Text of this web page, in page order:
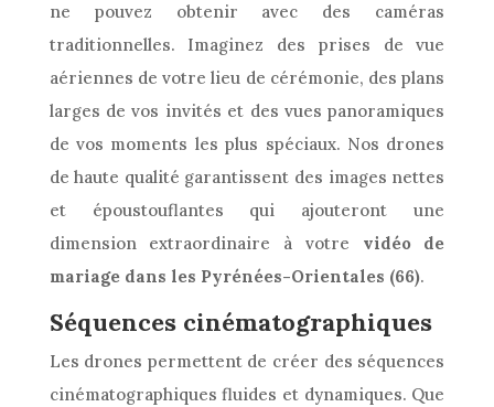
ne pouvez obtenir avec des caméras
traditionnelles. Imaginez des prises de vue
aériennes de votre lieu de cérémonie, des plans
larges de vos invités et des vues panoramiques
de vos moments les plus spéciaux. Nos drones
de haute qualité garantissent des images nettes
et époustouflantes qui ajouteront une
dimension extraordinaire à votre vidéo de
mariage dans les Pyrénées-Orientales (66).
Séquences cinématographiques
Les drones permettent de créer des séquences
cinématographiques fluides et dynamiques. Que